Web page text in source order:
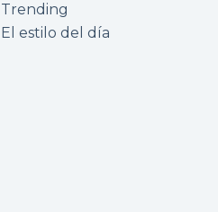
Trending
El estilo del día